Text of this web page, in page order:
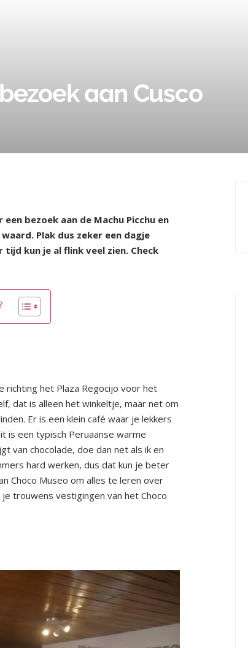
aan Cusco
bezoek aan de Machu Picchu en
Plak dus zeker een dagje
tijd kun je al flink veel zien. Check
het Plaza Regocijo voor het
dat is alleen het winkeltje, maar net om
Er is een klein café waar je lekkers
is een typisch Peruaanse warme
van chocolade, doe dan net als ik en
hard werken, dus dat kun je beter
Choco Museo om alles te leren over
trouwens vestigingen van het Choco